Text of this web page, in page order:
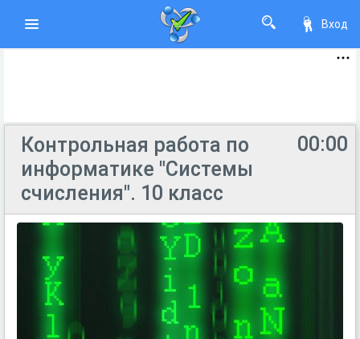
Вход
00:00
Контрольная работа по
информатике "Системы
счисления". 10 класс